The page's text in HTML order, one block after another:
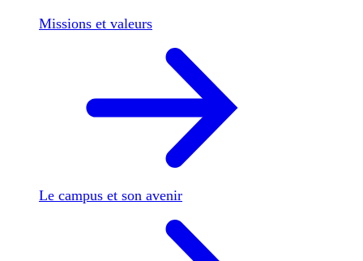
Missions et valeurs
Le campus et son avenir